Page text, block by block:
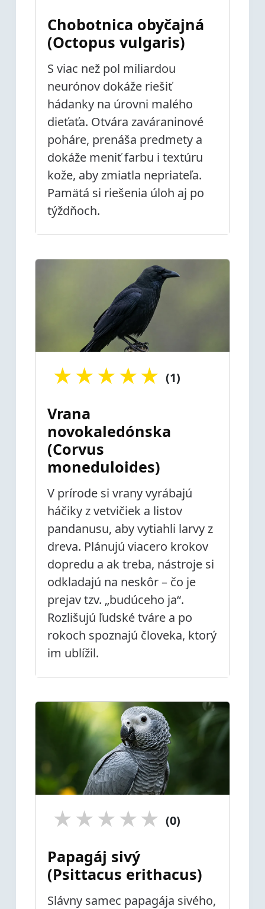
Chobotnica obyčajná
(Octopus vulgaris)
S viac než pol miliardou
neurónov dokáže riešiť
hádanky na úrovni malého
dieťaťa. Otvára zaváraninové
poháre, prenáša predmety a
dokáže meniť farbu i textúru
kože, aby zmiatla nepriateľa.
Pamätá si riešenia úloh aj po
týždňoch.
★
★
★
★
★ (1)
Vrana
novokaledónska
(Corvus
moneduloides)
V prírode si vrany vyrábajú
háčiky z vetvičiek a listov
pandanusu, aby vytiahli larvy z
dreva. Plánujú viacero krokov
dopredu a ak treba, nástroje si
odkladajú na neskôr – čo je
prejav tzv. „budúceho ja“.
Rozlišujú ľudské tváre a po
rokoch spoznajú človeka, ktorý
im ublížil.
★
★
★
★
★ (0)
Papagáj sivý
(Psittacus erithacus)
Slávny samec papagája sivého,